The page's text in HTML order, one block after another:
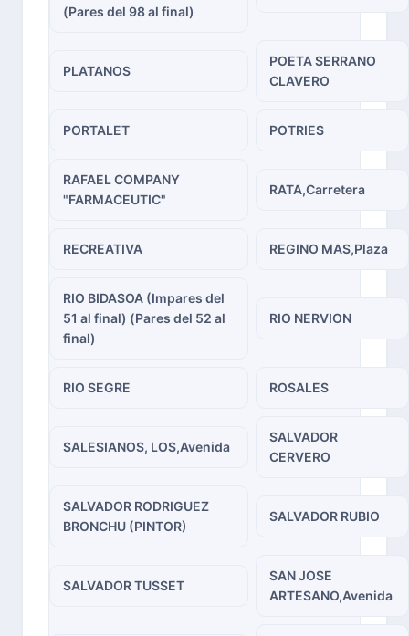
(Pares del 98 al final)
PLATANOS
POETA SERRANO
CLAVERO
PORTALET POTRIES
RAFAEL COMPANY
"FARMACEUTIC"
RATA,Carretera
RECREATIVA REGINO MAS,Plaza
RIO BIDASOA (Impares del
51 al final) (Pares del 52 al
final)
RIO NERVION
RIO SEGRE ROSALES
SALESIANOS, LOS,Avenida
SALVADOR
CERVERO
SALVADOR RODRIGUEZ
BRONCHU (PINTOR)
SALVADOR RUBIO
SALVADOR TUSSET
SAN JOSE
ARTESANO,Avenida